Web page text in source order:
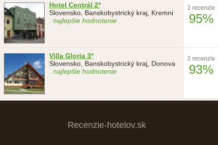
Hotel Centrál 2*
Slovensko, Banskobystrický kraj, Kremni
. najlepšie hodnotenie
2 recenzie
95%
Villa Gloria 3*
Slovensko, Banskobystrický kraj, Donova
. najlepšie hodnotenie
2 recenzie
93%
Recenzie-hotelov.sk